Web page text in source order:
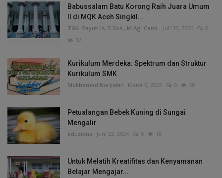
Babussalam Batu Korong Raih Juara Umum
II di MQK Aceh Singkil...
TGK. Sayuti Is, S.Sos., M.Ag. Cand. Juli 30, 2026
0
32
Kurikulum Merdeka: Spektrum dan Struktur
Kurikulum SMK
Mokhamad Nuryakin Maret 6, 2022 0 30
Petualangan Bebek Kuning di Sungai
Mengalir
edusiana Juni 22, 2024 0 18
Untuk Melatih Kreatifitas dan Kenyamanan
Belajar Mengajar...